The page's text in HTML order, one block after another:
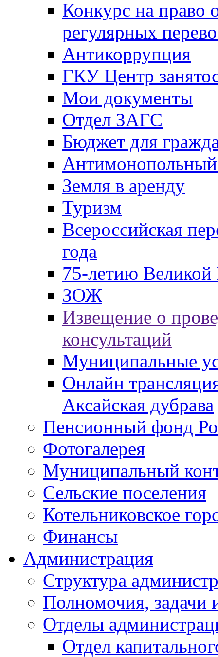
Конкурс на право
регулярных
Антикоррупция
ГКУ Центр
Мои документы
Отдел ЗАГС
Бюджет для
Антимонопольный
Земля в аренду
Туризм
Всероссийская
года
75-летию
ЗОЖ
Извещение о
консультаций
Муниципальные
Онлайн
Аксайская дубрава
Пенсионный фонд
Фотогалерея
Муниципальный
Сельские поселения
Котельниковское
Финансы
Администрация
Структура
Полномочия, задачи
Отделы
Отдел